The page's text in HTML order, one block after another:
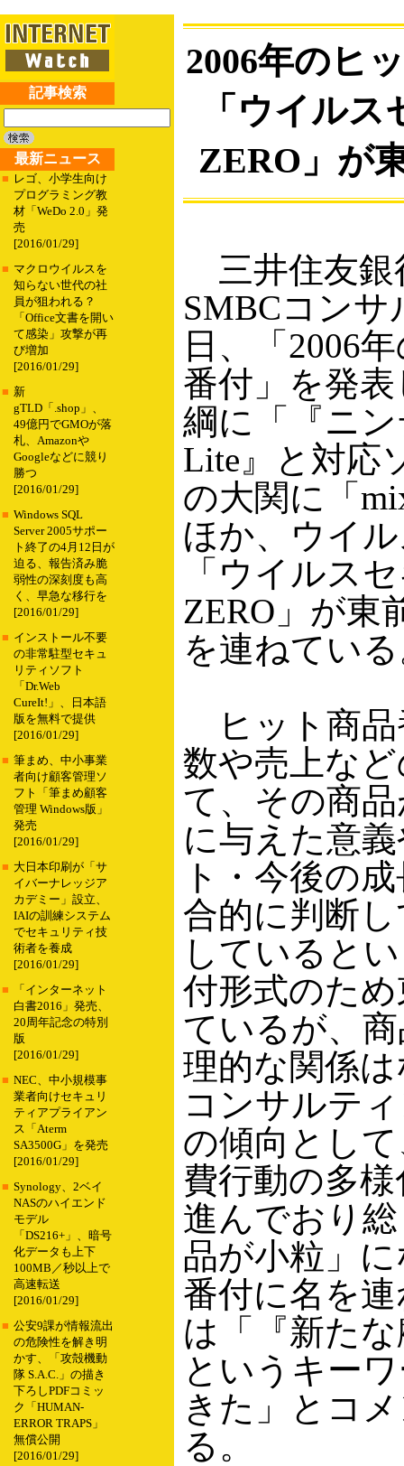
記事検索
最新ニュース
■ レゴ、小学生向け
プログラミング教
材「WeDo 2.0」発
売
[2016/01/29]
■ マクロウイルスを
知らない世代の社
員が狙われる？
「Office文書を開い
て感染」攻撃が再
び増加
[2016/01/29]
■ 新
gTLD「.shop」、
49億円でGMOが落
札、Amazonや
Googleなどに競り
勝つ
[2016/01/29]
■ Windows SQL
Server 2005サポー
ト終了の4月12日が
迫る、報告済み脆
弱性の深刻度も高
く、早急な移行を
[2016/01/29]
■ インストール不要
の非常駐型セキュ
リティソフト
「Dr.Web
CureIt!」、日本語
版を無料で提供
[2016/01/29]
■ 筆まめ、中小事業
者向け顧客管理ソ
フト「筆まめ顧客
管理 Windows版」
発売
[2016/01/29]
■ 大日本印刷が「サ
イバーナレッジア
カデミー」設立、
IAIの訓練システム
でセキュリティ技
術者を養成
[2016/01/29]
■
「インターネット
白書2016」発売、
20周年記念の特別
版
[2016/01/29]
■ NEC、中小規模事
業者向けセキュリ
ティアプライアン
ス「Aterm
SA3500G」を発売
[2016/01/29]
■ Synology、2ベイ
NASのハイエンド
モデル
「DS216+」、暗号
化データも上下
100MB／秒以上で
高速転送
[2016/01/29]
■ 公安9課が情報流出
の危険性を解き明
かす、「攻殻機動
隊 S.A.C.」の描き
下ろしPDFコミッ
ク「HUMAN-
ERROR TRAPS」
無償公開
[2016/01/29]
2006年のヒ
「ウイル
ZERO」が
三井住友銀
SMBCコン
日、「2006
番付」を発
綱に「『ニ
Lite』と対応
の大関に「
ほか、ウイ
「ウイルス
ZERO」が東
を連ねてい
ヒット商品
数や売上な
て、その商
に与えた意
ト・今後の
合的に判断
していると
付形式のた
ているが、
理的な関係
コンサルテ
の傾向とし
費行動の多
進んでおり
品が小粒」
番付に名を
は「『新た
というキー
きた」とコ
る。